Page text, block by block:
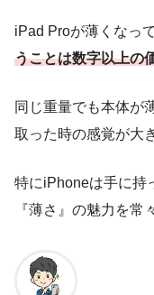
iPad Proが薄くなっ
うことは数字以上の
同じ重量でも本体が
取った時の感覚が大
特にiPhoneは手に持
『薄さ』の魅力を常